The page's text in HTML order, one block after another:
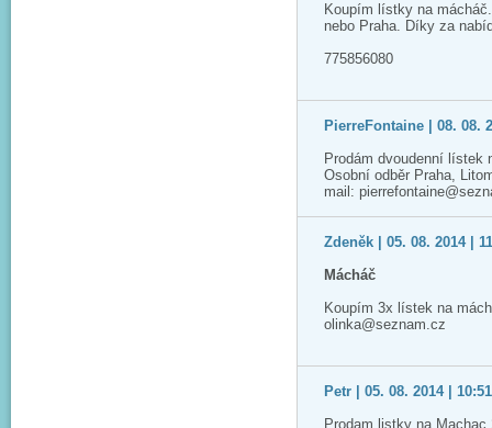
Koupím lístky na
nebo Praha. Díky za
775856080
PierreFontaine | 08. 08.
Prodám dvoudenní lístek
Osobní odběr Praha,
mail:
Zdeněk | 05. 08. 2014 |
Mácháč
Koupím 3x lístek na
olinka@seznam.cz
Petr | 05. 08. 2014 |
Prodam listky na